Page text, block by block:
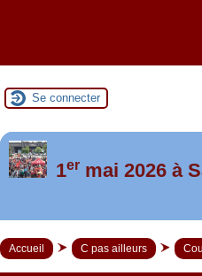
Se connecter
Foutez-nous la
1ermai 2026 à
Accueil C pas ailleurs